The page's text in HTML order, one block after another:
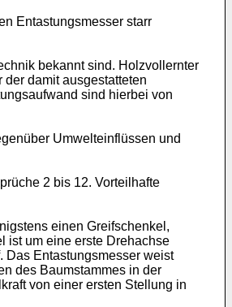
Entastungsmesser starr
bekannt sind. Holzvollernter
damit ausgestatteten
sind hierbei von
Umwelteinflüssen und
2 bis 12. Vorteilhafte
einen Greifschenkel,
ist um eine erste Drehachse
Das Entastungsmesser weist
des Baumstammes in der
von einer ersten Stellung in